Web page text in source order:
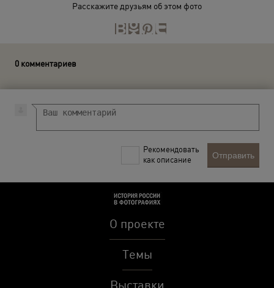
Расскажите друзьям об этом фото
0 комментариев
Рекомендовать
как описание
Отправить
О проекте
Темы
Выставки